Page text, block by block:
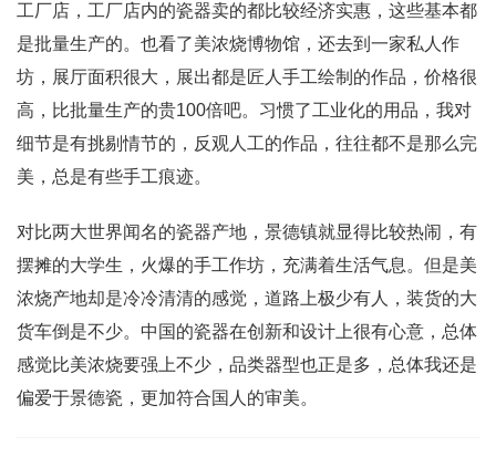
工厂店，工厂店内的瓷器卖的都比较经济实惠，这些基本都
是批量生产的。也看了美浓烧博物馆，还去到一家私人作
坊，展厅面积很大，展出都是匠人手工绘制的作品，价格很
高，比批量生产的贵100倍吧。习惯了工业化的用品，我对
细节是有挑剔情节的，反观人工的作品，往往都不是那么完
美，总是有些手工痕迹。
对比两大世界闻名的瓷器产地，景德镇就显得比较热闹，有
摆摊的大学生，火爆的手工作坊，充满着生活气息。但是美
浓烧产地却是冷冷清清的感觉，道路上极少有人，装货的大
货车倒是不少。中国的瓷器在创新和设计上很有心意，总体
感觉比美浓烧要强上不少，品类器型也正是多，总体我还是
偏爱于景德瓷，更加符合国人的审美。